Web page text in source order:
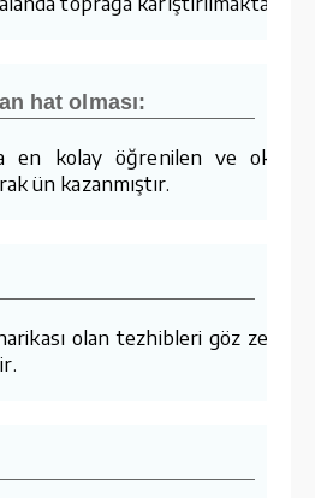
hat olması:
en kolay öğrenilen ve
ün kazanmıştır.
olan tezhibleri göz